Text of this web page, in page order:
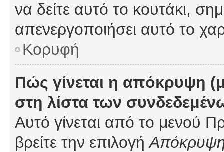
να δείτε αυτό το κουτάκι,
απενεργοποιήσει αυτό το
Κορυφή
Πώς γίνεται η απόκρυψη
στη λίστα των
Αυτό γίνεται από το μενού
βρείτε την επιλογήΑπόκρυψη